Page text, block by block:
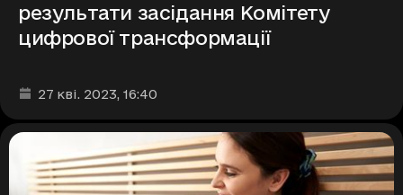
результати засідання Комітету
цифрової трансформації
Дата та час публікації
27 кві. 2023, 16:40